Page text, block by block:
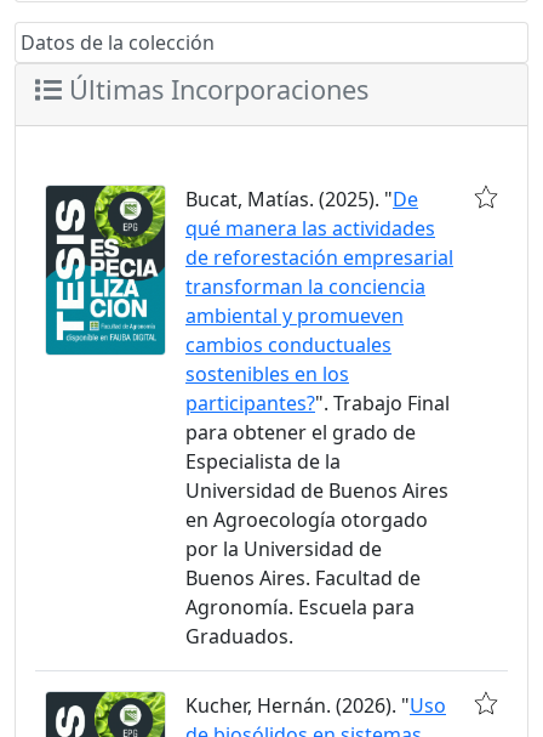
Datos de la colección
Últimas Incorporaciones
Bucat, Matías. (2025). "De
qué manera las actividades
de reforestación empresarial
transforman la conciencia
ambiental y promueven
cambios conductuales
sostenibles en los
participantes?". Trabajo Final
para obtener el grado de
Especialista de la
Universidad de Buenos Aires
en Agroecología otorgado
por la Universidad de
Buenos Aires. Facultad de
Agronomía. Escuela para
Graduados.
Kucher, Hernán. (2026). "Uso